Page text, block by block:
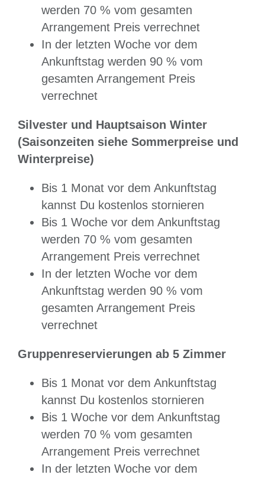
werden 70 % vom gesamten
Arrangement Preis verrechnet
In der letzten Woche vor dem
Ankunftstag werden 90 % vom
gesamten Arrangement Preis
verrechnet
Silvester und Hauptsaison Winter
(Saisonzeiten siehe Sommerpreise und
Winterpreise)
Bis 1 Monat vor dem Ankunftstag
kannst Du kostenlos stornieren
Bis 1 Woche vor dem Ankunftstag
werden 70 % vom gesamten
Arrangement Preis verrechnet
In der letzten Woche vor dem
Ankunftstag werden 90 % vom
gesamten Arrangement Preis
verrechnet
Gruppenreservierungen ab 5 Zimmer
Bis 1 Monat vor dem Ankunftstag
kannst Du kostenlos stornieren
Bis 1 Woche vor dem Ankunftstag
werden 70 % vom gesamten
Arrangement Preis verrechnet
In der letzten Woche vor dem